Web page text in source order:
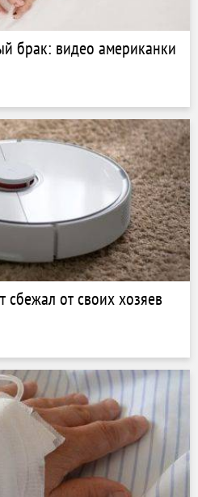
брак: видео американки
от своих хозяев